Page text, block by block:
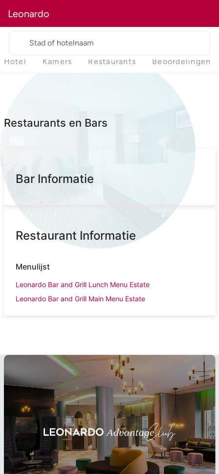
Leonardo
Stad of hotelnaam
Hotel Kamers Restaurants Beoordelingen
Restaurants en Bars
Bar Informatie
Restaurant Informatie
Menulijst
Leonardo Bar and Grill Lunch Menu Estate
Leonardo Bar and Grill Main Menu Estate